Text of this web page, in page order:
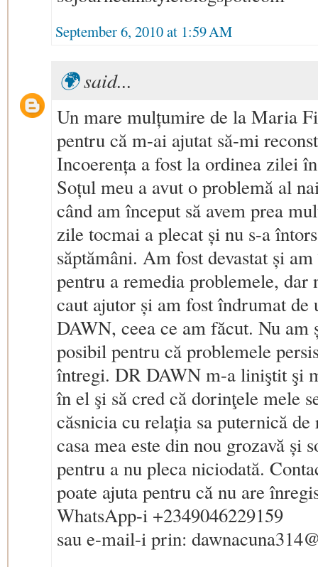
September 6, 2010 at 1:59 AM
🌍said...
Un mare mulțumire de la Maria
pentru că m-ai ajutat să-mi
Incoerența a fost la ordinea zilei
Soțul meu a avut o problemă al
când am început să avem prea
zile tocmai a plecat și nu s-a
săptămâni. Am fost devastat și
pentru a remedia problemele,
caut ajutor și am fost îndrumat de
DAWN, ceea ce am făcut. Nu am
posibil pentru că problemele
întregi. DR DAWN m-a liniştit şi
în el şi să cred că dorinţele mele
căsnicia cu relația sa puternică de
casa mea este din nou grozavă și
pentru a nu pleca niciodată.
poate ajuta pentru că nu are
WhatsApp-i +2349046229159
sau e-mail-i prin: